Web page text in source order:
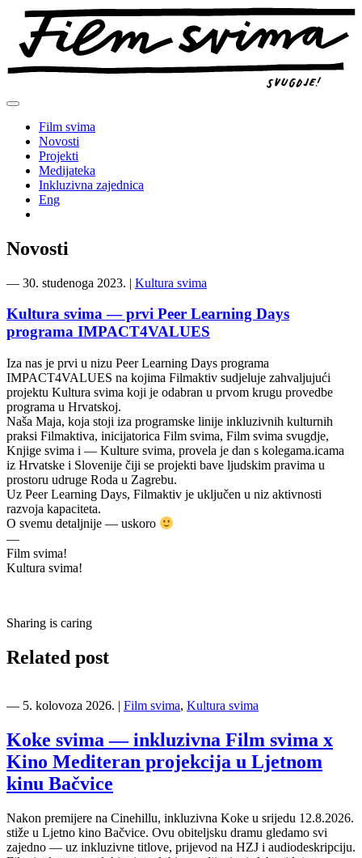
Preskoči
sadržaj
Film svima
Novosti
Projekti
Medijateka
Inkluzivna zajednica
Eng
Novosti
― 30. studenoga 2023. | Kultura svima
Kultura svima — prvi Peer Learning Days
programa IMPACT4VALUES
Iza nas je prvi u nizu Peer Learning Days programa
IMPACT4VALUES na kojima Filmaktiv sudjeluje zahvaljujući
projektu Kultura svima koji je odabran u prvom krugu provedbe
programa u Hrvatskoj.
Naša Maja, koja stoji iza programske linije inkluzivnih kulturnih
praksi Filmaktiva, inicijatorica Film svima, Film svima svugdje,
Knjige svima i — Kulture svima, provela je dan s kolegama.icama
iz Hrvatske i Slovenije čiji se projekti bave ljudskim pravima u
prostoru udruge Roda u Zagrebu.
Uz Peer Learning Days, Filmaktiv je uključen u niz aktivnosti
razvoja kapaciteta.
O svemu detaljnije — uskoro
—
Film svima!
Kultura svima!
Sharing is caring
Related post
― 5. kolovoza 2026. | Film svima, Kultura svima
Koke svima — inkluzivna Film svima x
Kino Mediteran projekcija u Ljetnom
kinu Bačvice
Nakon premijere na Cinehillu, inkluzivna Koke u srijedu 12.8.2026.
stiže u Ljetno kino Bačvice. Ovu obiteljsku dramu gledamo svi
zajedno — uz inkluzivne titlove, prijevod na HZJ i audiodeskripciju.